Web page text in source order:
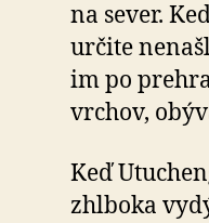
na sever.
určite
im po
vrchov,
Keď
zhlboka